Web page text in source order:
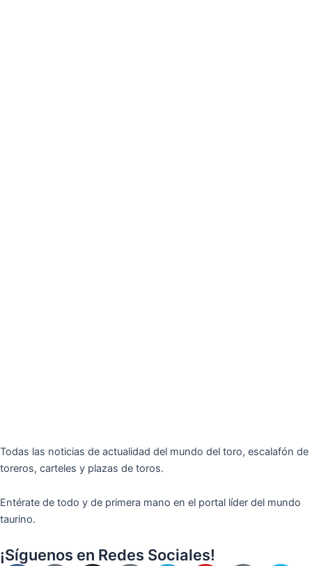
Todas las noticias de actualidad del mundo del toro, escalafón de
toreros, carteles y plazas de toros.
Entérate de todo y de primera mano en el portal líder del mundo
taurino.
¡Síguenos en Redes Sociales!